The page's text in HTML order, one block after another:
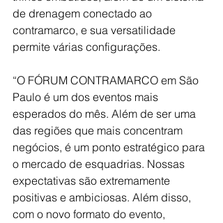
de drenagem conectado ao
contramarco, e sua versatilidade
permite várias configurações.
“O FÓRUM CONTRAMARCO em São
Paulo é um dos eventos mais
esperados do mês. Além de ser uma
das regiões que mais concentram
negócios, é um ponto estratégico para
o mercado de esquadrias. Nossas
expectativas são extremamente
positivas e ambiciosas. Além disso,
com o novo formato do evento,